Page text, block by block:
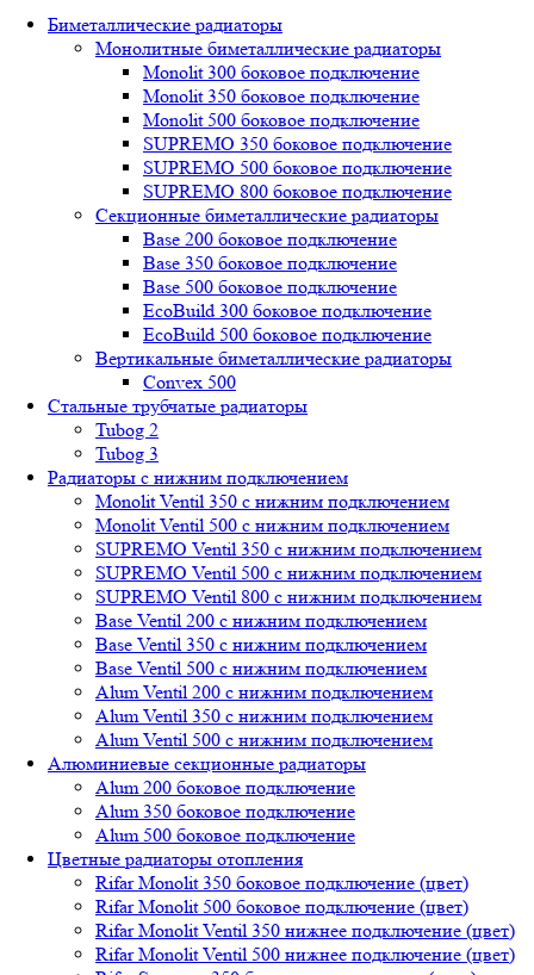
Биметаллические радиаторы
Монолитные биметаллические радиаторы
Mоnоlit 300 боковое подключение
Mоnоlit 350 боковое подключение
Mоnоlit 500 боковое подключение
SUРREMО 350 боковое подключение
SUРREMО 500 боковое подключение
SUРREMО 800 боковое подключение
Секционные биметаллические радиаторы
Base 200 боковое подключение
Base 350 боковое подключение
Base 500 боковое подключение
EcoBuild 300 боковое подключение
EcoBuild 500 боковое подключение
Вертикальные биметаллические радиаторы
Convex 500
Стальные трубчатые радиаторы
Tubog 2
Tubog 3
Радиаторы с нижним подключением
Monolit Ventil 350 с нижним подключением
Monolit Ventil 500 с нижним подключением
SUPREMO Ventil 350 с нижним подключением
SUPREMO Ventil 500 с нижним подключением
SUPREMO Ventil 800 с нижним подключением
Base Ventil 200 с нижним подключением
Base Ventil 350 с нижним подключением
Base Ventil 500 с нижним подключением
Alum Ventil 200 с нижним подключением
Alum Ventil 350 с нижним подключением
Alum Ventil 500 с нижним подключением
Алюминиевые секционные радиаторы
Alum 200 боковое подключение
Alum 350 боковое подключение
Alum 500 боковое подключение
Цветные радиаторы отопления
Rifar Monolit 350 боковое подключение (цвет)
Rifar Monolit 500 боковое подключение (цвет)
Rifar Monolit Ventil 350 нижнее подключение (цвет)
Rifar Monolit Ventil 500 нижнее подключение (цвет)